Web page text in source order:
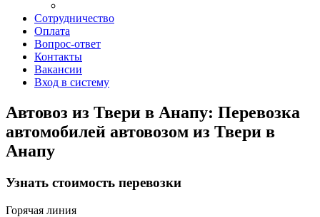
Сотрудничество
Оплата
Вопрос-ответ
Контакты
Вакансии
Вход в систему
Автовоз из Твери в Анапу: Перевозка
автомобилей автовозом из Твери в
Анапу
Узнать стоимость перевозки
Горячая линия